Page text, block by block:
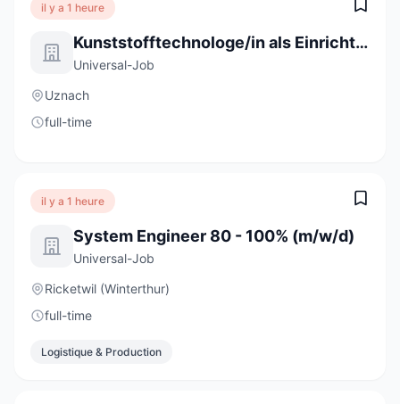
il y a 1 heure
Kunststofftechnologe/in als Einrichter/in im Mehrschichtbetrieb 100%
Universal-Job
Uznach
full-time
il y a 1 heure
System Engineer 80 - 100% (m/w/d)
Universal-Job
Ricketwil (Winterthur)
full-time
Logistique & Production